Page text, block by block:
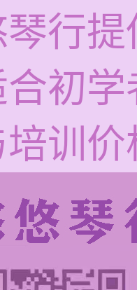
行
初
训